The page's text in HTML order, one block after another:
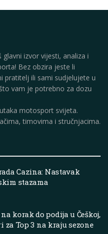
izvor vijesti, analiza i
Bez obzira jeste li
pratitelj ili sami sudjelujete u
vam je potrebno za dozu
motosport svijeta.
timovima i stručnjacima.
Cazina: Nastavak
stazama
korak do podija u Češkoj,
za Top 3 na kraju sezone